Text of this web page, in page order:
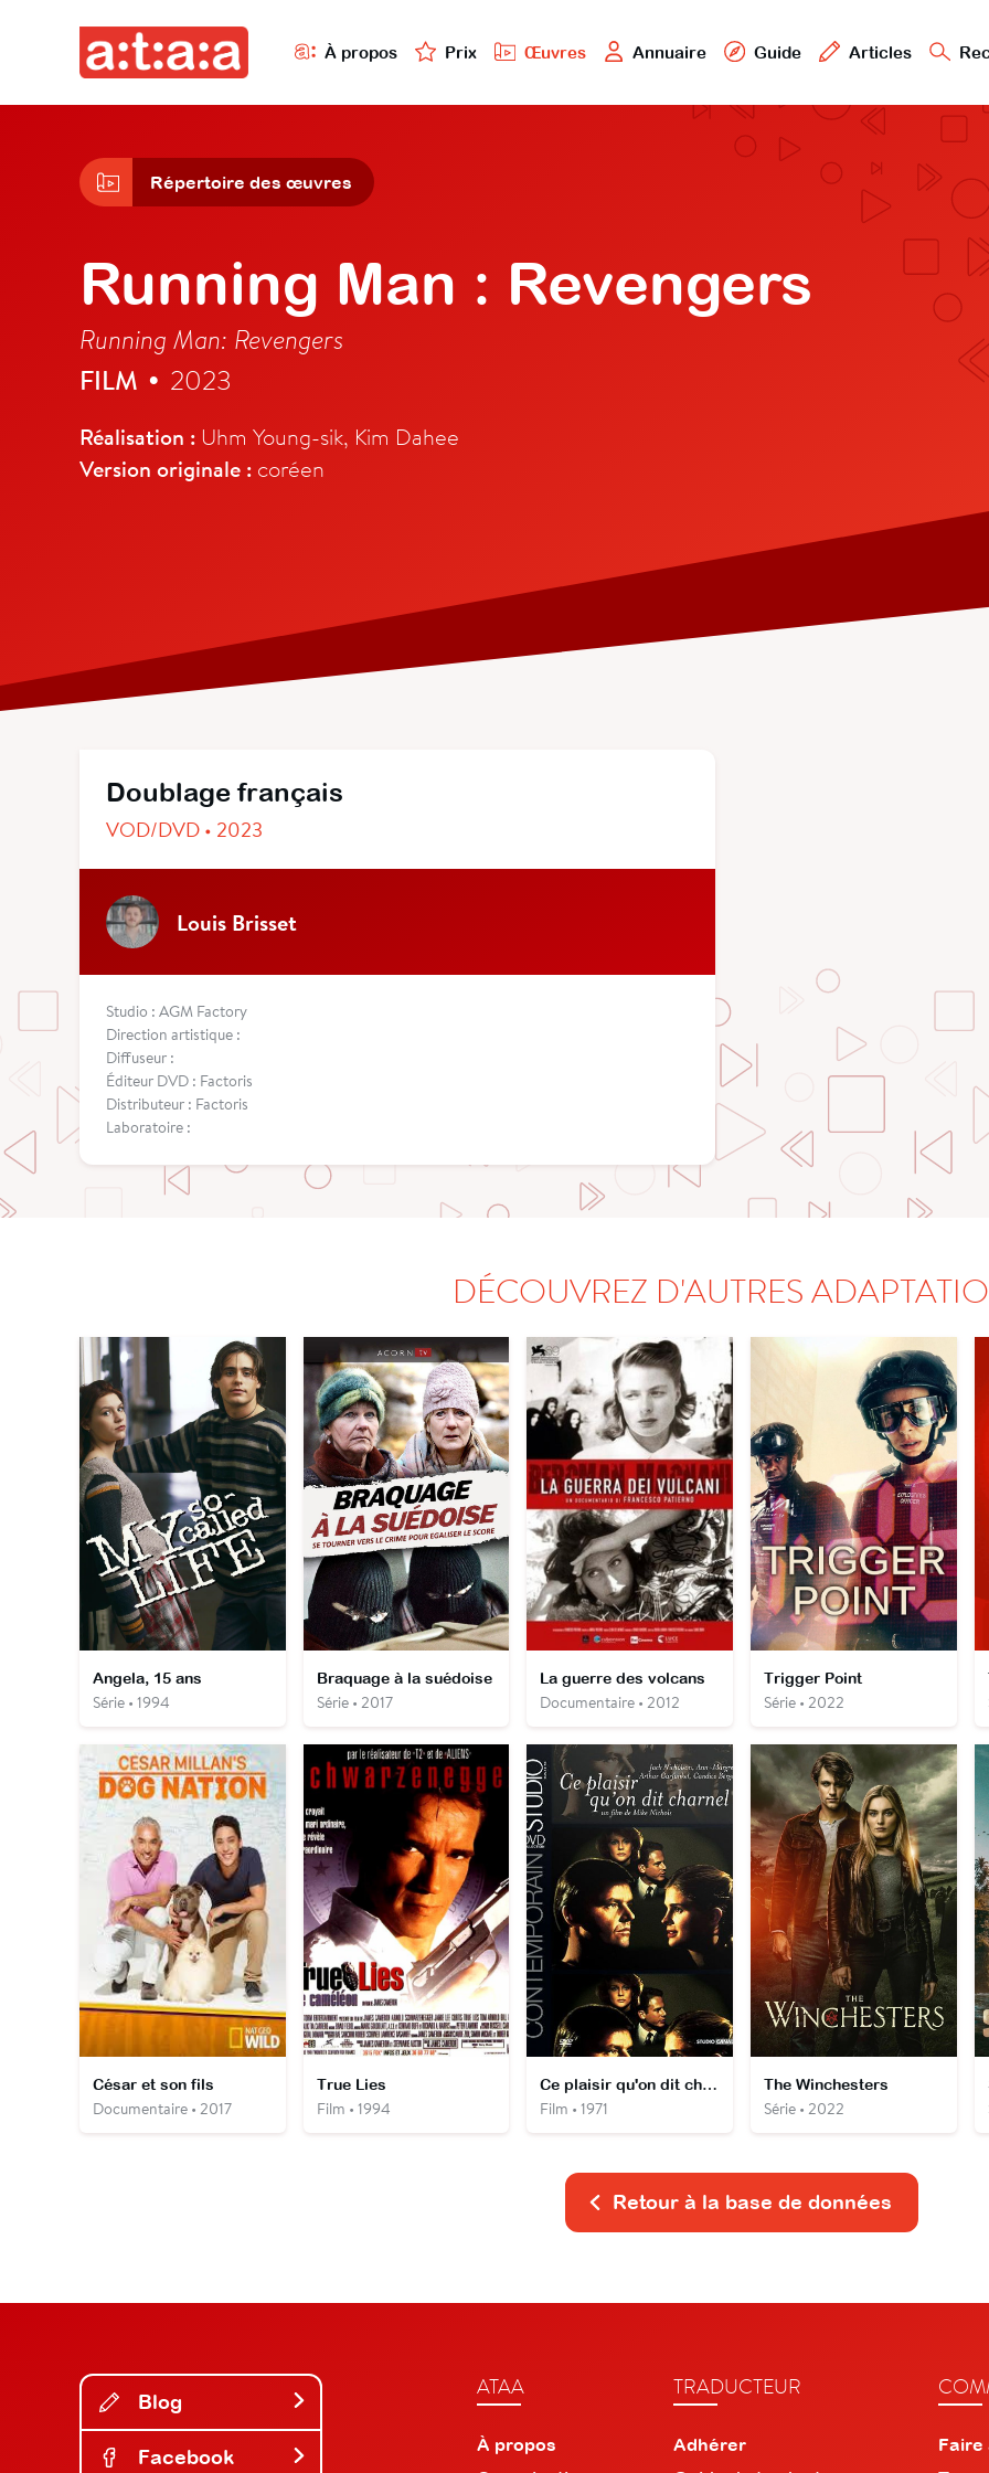
À propos Prix Œuvres Annuaire Guide Articles
Répertoire des œuvres
Running Man : Revengers
Running Man: Revengers
FILM • 2023
Réalisation : Uhm Young-sik, Kim Dahee
Version originale : coréen
Doublage français
VOD/DVD • 2023
Louis Brisset
Studio : AGM Factory
Direction artistique :
Diffuseur :
Éditeur DVD : Factoris
Distributeur : Factoris
Laboratoire :
DÉCOUVREZ D'AUTRES
Angela, 15 ans
Série • 1994
Braquage à la suédoise
Série • 2017
La guerre des volcans
Documentaire • 2012
Trigger Point
Série • 2022
César et son fils
Documentaire • 2017
True Lies
Film • 1994
Ce plaisir qu'on dit charnel
Film • 1971
The Winchesters
Série • 2022
Retour à la base de données
Blog
Facebook
ATAA
À propos
TRADUCTEUR
Adhérer